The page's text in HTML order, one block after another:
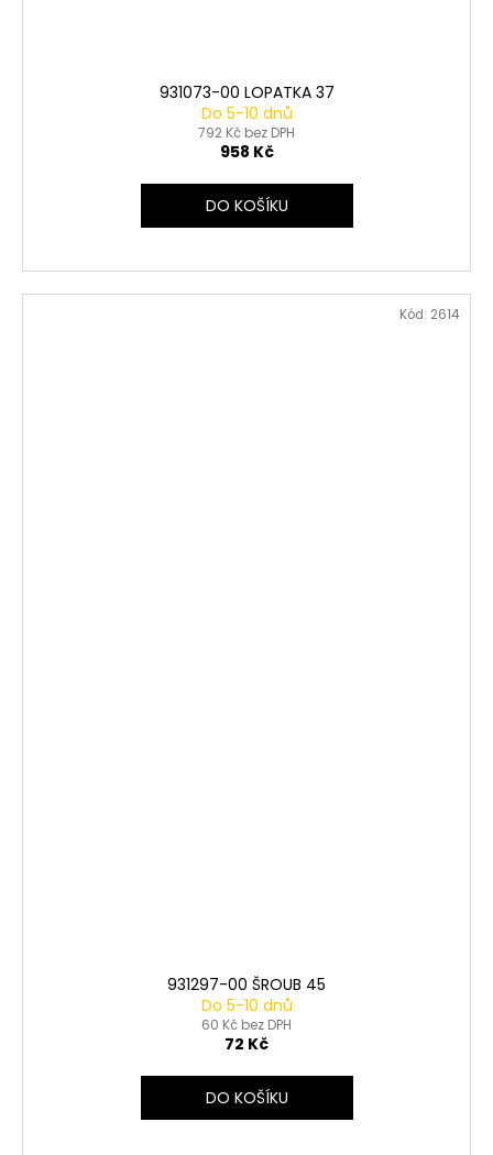
931073-00 LOPATKA 37
Do 5-10 dnů
792 Kč bez DPH
958 Kč
DO KOŠÍKU
931297-00 ŠROUB 45
Do 5-10 dnů
60 Kč bez DPH
72 Kč
DO KOŠÍKU
Kód: 2614